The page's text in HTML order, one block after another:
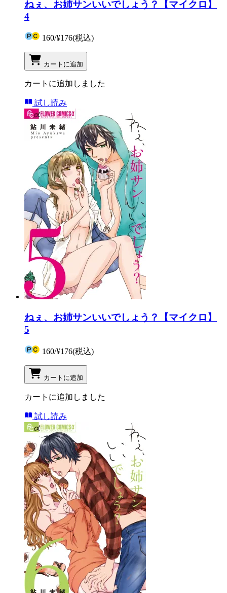
ねぇ、お姉サンいいでしょう？【マイクロ】
4
160/¥176(税込)
カートに追加
カートに追加しました
試し読み
ねぇ、お姉サンいいでしょう？【マイクロ】
5
160/¥176(税込)
カートに追加
カートに追加しました
試し読み